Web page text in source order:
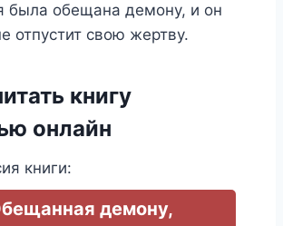
была обещана демону, и он
отпустит свою жертву.
книгу
онлайн
книги:
демону,